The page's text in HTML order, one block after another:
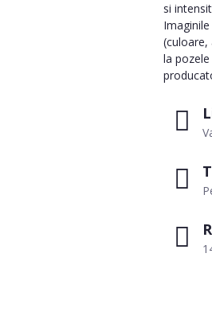
si
(culoare,
la